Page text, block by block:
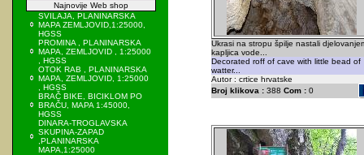
Najnovije Web shop
SVILAJA, PLANINARSKA
MAPA ZEMLJOVID,1:25000,
HGSS
PROMINA , PLANINARSKA
MAPA, ZEMLJOVID , 1:25000
, HGSS
OTOK RAB , PLANINARSKA
MAPA, ZEMLJOVID, 1:25000
, HGSS
BRAČ BIKE, BICIKLOM PO
BRAČU, MAPA 1:45000,
HGSS
DINARA-TROGLAVSKA
SKUPINA-ZAPAD
,PLANINARSKA
MAPA,1:25000
Ukrasi na stropu špilje nastali
kapljica vode...
Decorated roff of cave with little bead of
watter...
Autor : crtice hrvatske
Broj klikova :388 Com :0